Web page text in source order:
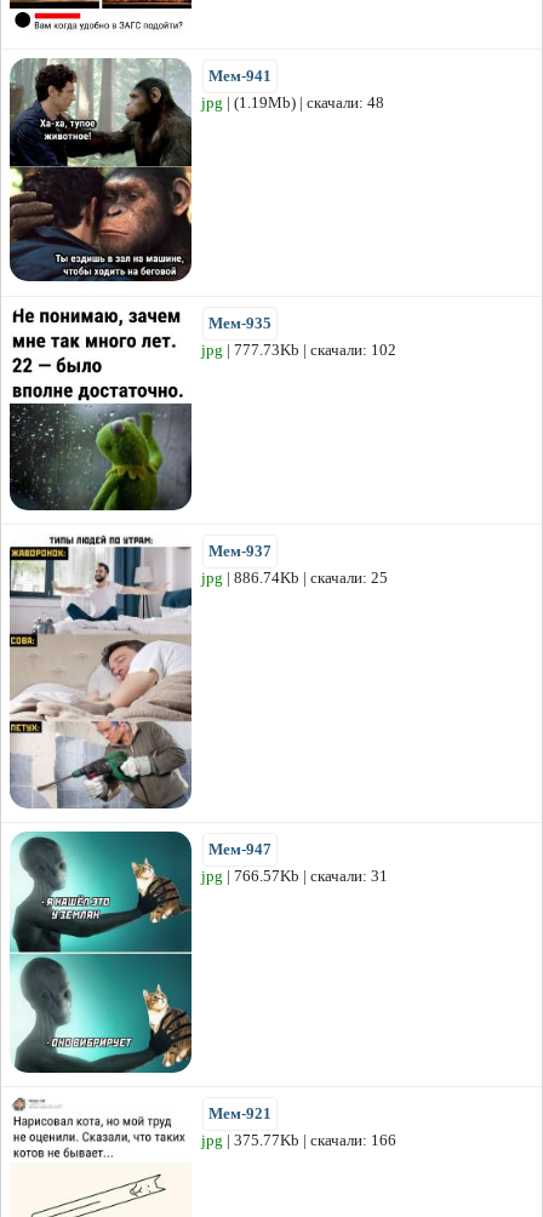
Мем-941
jpg | (1.19Mb) | скачали: 48
Мем-935
jpg | 777.73Kb | скачали: 102
Мем-937
jpg | 886.74Kb | скачали: 25
Мем-947
jpg | 766.57Kb | скачали: 31
Мем-921
jpg | 375.77Kb | скачали: 166